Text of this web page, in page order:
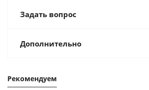
Задать вопрос
Дополнительно
Рекомендуем